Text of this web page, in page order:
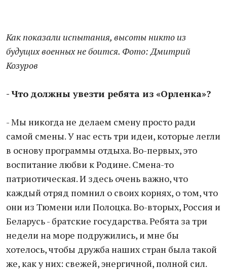
Как показали испытания, высоты никто из
будущих военных не боится. Фото: Дмитрий
Козуров
- Что должны увезти ребята из «Орленка»?
- Мы никогда не делаем смену просто ради
самой смены. У нас есть три идеи, которые легли
в основу программы отдыха. Во-первых, это
воспитание любви к Родине. Смена-то
патриотическая. И здесь очень важно, что
каждый отряд помнил о своих корнях, о том, что
они из Тюмени или Полоцка. Во-вторых, Россия и
Беларусь - братские государства. Ребята за три
недели на море подружились, и мне бы
хотелось, чтобы дружба наших стран была такой
же, как у них: свежей, энергичной, полной сил.